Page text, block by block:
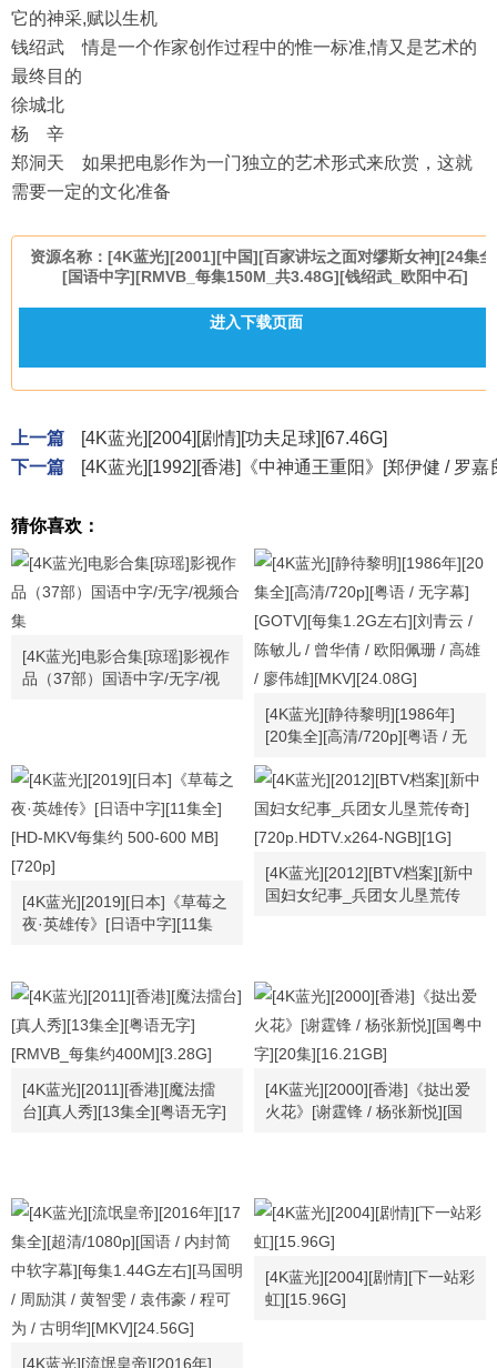
它的神采,赋以生机
钱绍武 情是一个作家创作过程中的惟一标准,情又是艺术的
最终目的
徐城北
杨 辛
郑洞天 如果把电影作为一门独立的艺术形式来欣赏，这就
需要一定的文化准备
资源名称：[4K蓝光][2001][中国][百家讲坛之面对缪斯女神][24集
[国语中字][RMVB_每集150M_共3.48G][钱绍武_欧阳中石]
进入下载页面
上一篇
[4K蓝光][2004][剧情][功夫足球][67.46G]
下一篇
[4K蓝光][1992][香港]《中神通王重阳》[郑伊健 / 罗
猜你喜欢：
[4K蓝光]电影合集[琼瑶]影视作
品（37部）国语中字/无字/视
[4K蓝光][静待黎明][1986年]
[20集全][高清/720p][粤语 / 无
[刘青云 / 陈敏儿 / 曾华倩 / 欧
阳佩珊 / 高雄 / 廖伟雄][MKV]
[4K蓝光][2019][日本]《草莓之
夜·英雄传》[日语中字][11集
[4K蓝光][2012][BTV档案][新中
国妇女纪事_兵团女儿垦荒传
[4K蓝光][2011][香港][魔法擂
台][真人秀][13集全][粤语无字]
[4K蓝光][2000][香港]《挞出爱
火花》[谢霆锋 / 杨张新悦][国
[4K蓝光][流氓皇帝][2016年]
[4K蓝光][2004][剧情][下一站彩
虹][15.96G]